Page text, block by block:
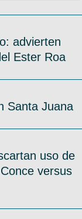
advierten
Ester Roa
Santa Juana
uso de
versus